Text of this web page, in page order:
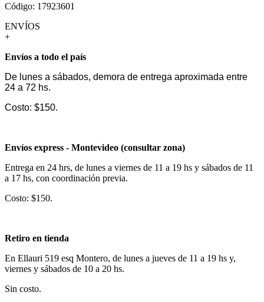
Código: 17923601
ENVÍOS
+
Envíos a todo el país
De lunes a sábados, demora de entrega aproximada entre
24 a 72 hs.
Costo: $150.
Envíos express - Montevideo (consultar zona)
Entrega en 24 hrs, de lunes a viernes de 11 a 19 hs y sábados de 11
a 17 hs, con coordinación previa.
Costo: $150.
Retiro en tienda
En Ellauri 519 esq Montero, de lunes a jueves de 11 a 19 hs y,
viernes y sábados de 10 a 20 hs.
Sin costo.